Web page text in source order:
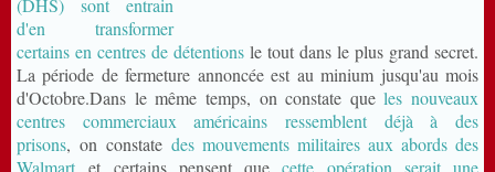
(DHS) sont entrain
d'en transformer
certains en centres de détentions le tout dans le plus grand secret.
La période de fermeture annoncée est au minium jusqu'au mois
d'Octobre.Dans le même temps, on constate queles nouveaux
centres commerciaux américains ressemblent déjà à des
prisons, on constate des mouvements militaires aux abords des
Walmart et certains pensent quecette opération serait une